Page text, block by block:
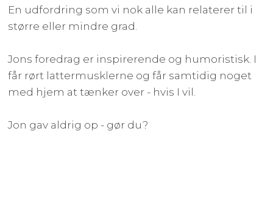
En udfordring som vi nok alle kan relaterer til i
større eller mindre grad.
Jons foredrag er inspirerende og humoristisk. I
får rørt lattermusklerne og får samtidig noget
med hjem at tænker over - hvis I vil.
Jon gav aldrig op - gør du?